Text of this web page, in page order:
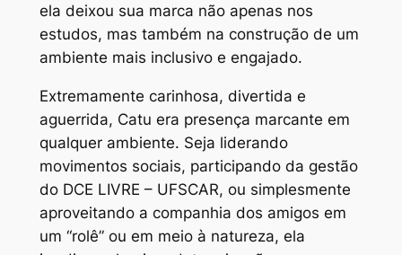
ela deixou sua marca não apenas nos
estudos, mas também na construção de um
ambiente mais inclusivo e engajado.
Extremamente carinhosa, divertida e
aguerrida, Catu era presença marcante em
qualquer ambiente. Seja liderando
movimentos sociais, participando da gestão
do DCE LIVRE – UFSCAR, ou simplesmente
aproveitando a companhia dos amigos em
um “rolê” ou em meio à natureza, ela